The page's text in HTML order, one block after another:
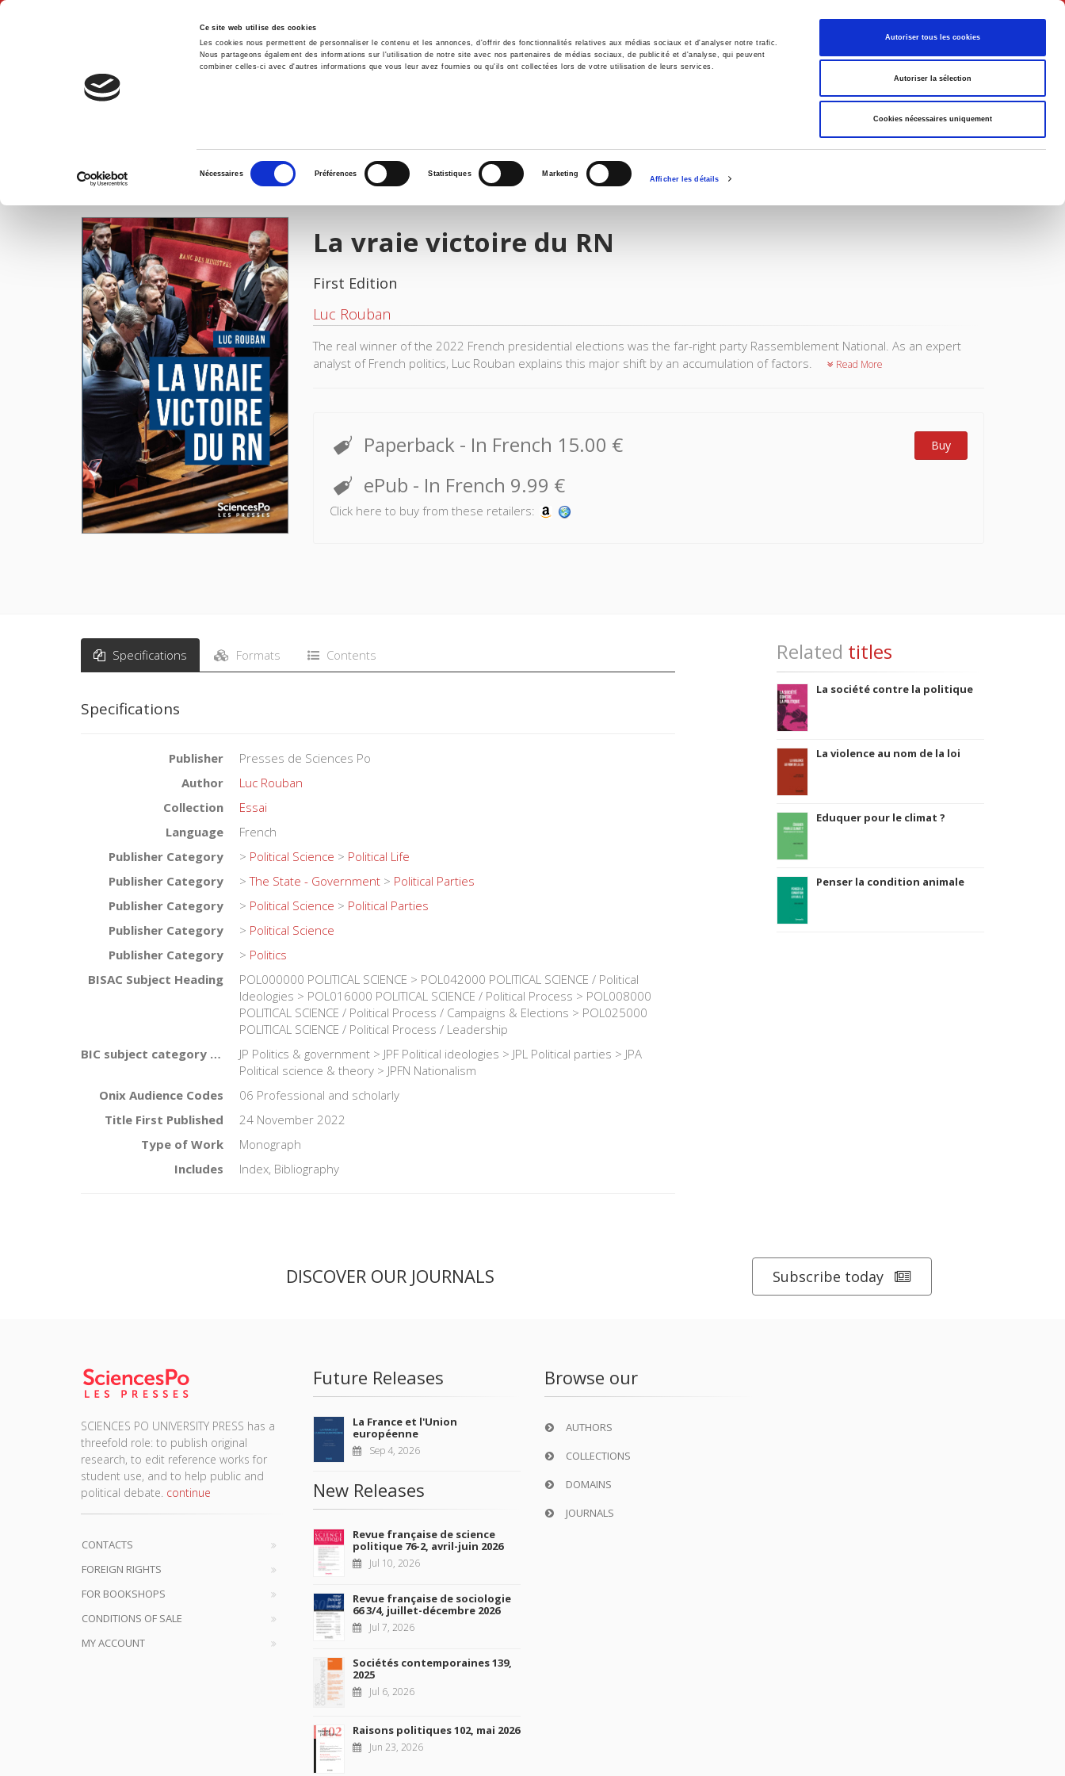
Ce site web utilise des cookies
Les cookies nous permettent de personnaliser le contenu et les annonces, d'offrir des fonctionnalités relatives aux médias sociaux et d'analyser notre trafic.
Nous partageons également des informations sur l'utilisation de notre site avec nos partenaires de médias sociaux, de publicité et d'analyse, qui peuvent
combiner celles-ci avec d'autres informations que vous leur avez fournies ou qu'ils ont collectées lors de votre utilisation de leurs services.
consentement
Nécessaires Préférences Statistiques Marketing
Afficher les détails
Autoriser tous les cookies
Autoriser la sélection
Cookies nécessaires uniquement
English
Home Environment History International Politics
IMAGES
La vraie victoire du RN
First Edition
Luc Rouban
The real winner of the 2022 French presidential elections was the far-right party Rassemblement National. As an expert
analyst of French politics, Luc Rouban explains this major shift by an accumulation of factors.
Read More
Paperback - In French 15.00 € Buy
ePub - In French 9.99 €
Click here to buy from these retailers:
Specifications Formats Contents
Specifications
Publisher
Presses de Sciences Po
Author
Luc Rouban
Collection
Essai
Language
French
Publisher Category
> Political Science > Political Life
Publisher Category
>The State - Government > Political Parties
Publisher Category
> Political Science > Political Parties
Publisher Category
> Political Science
Publisher Category
> Politics
BISAC Subject Heading
POL000000 POLITICAL SCIENCE > POL042000 POLITICAL SCIENCE / Political
Ideologies > POL016000 POLITICAL SCIENCE / Political Process > POL008000
POLITICAL SCIENCE / Political Process / Campaigns & Elections > POL025000
POLITICAL SCIENCE / Political Process / Leadership
BIC subject category (UK)
JP Politics & government > JPF Political ideologies > JPL Political parties > JPA
Political science & theory > JPFN Nationalism
Onix Audience Codes
06 Professional and scholarly
Title First Published
24 November 2022
Type of Work
Monograph
Includes
Index, Bibliography
Related titles
La société contre la politique
La violence au nom de la loi
Eduquer pour le climat ?
Penser la condition animale
DISCOVER OUR JOURNALS Subscribe today
SCIENCES PO UNIVERSITY PRESS has a
threefold role: to publish original
research, to edit reference works for
student use, and to help public and
political debate. continue
CONTACTS
FOREIGN RIGHTS
FOR BOOKSHOPS
CONDITIONS OF SALE
MY ACCOUNT
Future Releases
La France et l'Union
européenne
Sep 4, 2026
New Releases
Revue française de science
politique 76-2, avril-juin 2026
Jul 10, 2026
Revue française de sociologie
66 3/4, juillet-décembre 2026
Jul 7, 2026
Sociétés contemporaines 139,
2025
Jul 6, 2026
Raisons politiques 102, mai 2026
Jun 23, 2026
Browse our
AUTHORS
COLLECTIONS
DOMAINS
JOURNALS